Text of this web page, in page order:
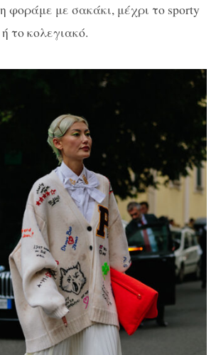
φοράμε με σακάκι, μέχρι το sporty
το κολεγιακό.